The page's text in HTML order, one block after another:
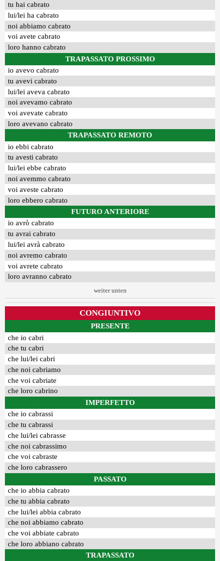
tu hai cabrato
lui/lei ha cabrato
noi abbiamo cabrato
voi avete cabrato
loro hanno cabrato
TRAPASSATO PROSSIMO
io avevo cabrato
tu avevi cabrato
lui/lei aveva cabrato
noi avevamo cabrato
voi avevate cabrato
loro avevano cabrato
TRAPASSATO REMOTO
io ebbi cabrato
tu avesti cabrato
lui/lei ebbe cabrato
noi avemmo cabrato
voi aveste cabrato
loro ebbero cabrato
FUTURO ANTERIORE
io avrò cabrato
tu avrai cabrato
lui/lei avrà cabrato
noi avremo cabrato
voi avrete cabrato
loro avranno cabrato
weiter unten
CONGIUNTIVO
PRESENTE
che io cabri
che tu cabri
che lui/lei cabri
che noi cabriamo
che voi cabriate
che loro cabrino
IMPERFETTO
che io cabrassi
che tu cabrassi
che lui/lei cabrasse
che noi cabrassimo
che voi cabraste
che loro cabrassero
PASSATO
che io abbia cabrato
che tu abbia cabrato
che lui/lei abbia cabrato
che noi abbiamo cabrato
che voi abbiate cabrato
che loro abbiano cabrato
TRAPASSATO